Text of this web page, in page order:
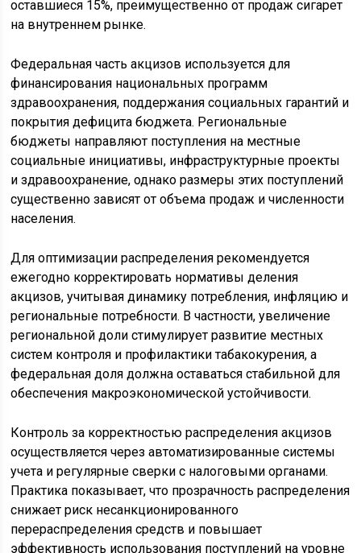
оставшиеся 15%, преимущественно от продаж сигарет
на внутреннем рынке.
Федеральная часть акцизов используется для
финансирования национальных программ
здравоохранения, поддержания социальных гарантий и
покрытия дефицита бюджета. Региональные
бюджеты направляют поступления на местные
социальные инициативы, инфраструктурные проекты
и здравоохранение, однако размеры этих поступлений
существенно зависят от объема продаж и численности
населения.
Для оптимизации распределения рекомендуется
ежегодно корректировать нормативы деления
акцизов, учитывая динамику потребления, инфляцию и
региональные потребности. В частности, увеличение
региональной доли стимулирует развитие местных
систем контроля и профилактики табакокурения, а
федеральная доля должна оставаться стабильной для
обеспечения макроэкономической устойчивости.
Контроль за корректностью распределения акцизов
осуществляется через автоматизированные системы
учета и регулярные сверки с налоговыми органами.
Практика показывает, что прозрачность распределения
снижает риск несанкционированного
перераспределения средств и повышает
эффективность использования поступлений на уровне